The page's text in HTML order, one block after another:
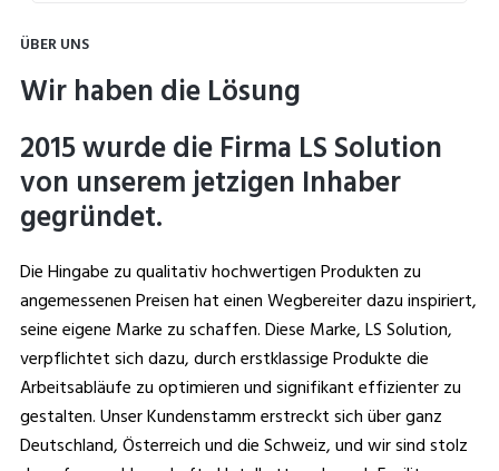
ÜBER UNS
Wir haben die Lösung
2015 wurde die Firma LS Solution
von unserem jetzigen Inhaber
gegründet.
Die Hingabe zu qualitativ hochwertigen Produkten zu
angemessenen Preisen hat einen Wegbereiter dazu inspiriert,
seine eigene Marke zu schaffen. Diese Marke, LS Solution,
verpflichtet sich dazu, durch erstklassige Produkte die
Arbeitsabläufe zu optimieren und signifikant effizienter zu
gestalten. Unser Kundenstamm erstreckt sich über ganz
Deutschland, Österreich und die Schweiz, und wir sind stolz